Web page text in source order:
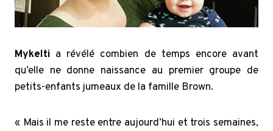
Mykelti a révélé combien de temps encore avant
qu’elle ne donne naissance au premier groupe de
petits-enfants jumeaux de la famille Brown.
« Mais il me reste entre aujourd’hui et trois semaines,